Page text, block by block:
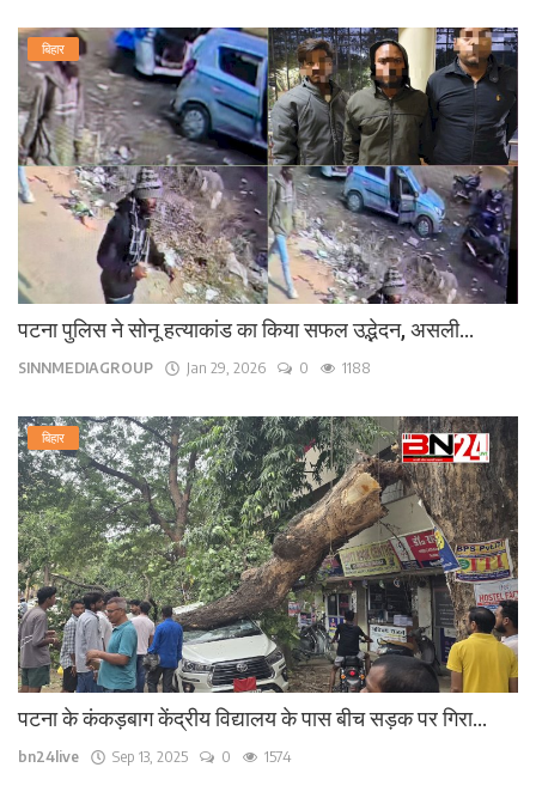
बिहार
पटना पुलिस ने सोनू हत्याकांड का किया सफल उद्भेदन, असली...
SINNMEDIAGROUP Jan 29, 2026 0 1188
बिहार
पटना के कंकड़बाग केंद्रीय विद्यालय के पास बीच सड़क पर गिरा...
bn24live Sep 13, 2025 0 1574